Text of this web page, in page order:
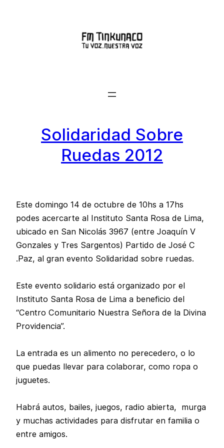
Solidaridad Sobre
Ruedas 2012
Este domingo 14 de octubre de 10hs a 17hs
podes acercarte al Instituto Santa Rosa de Lima,
ubicado en San Nicolás 3967 (entre Joaquín V
Gonzales y Tres Sargentos) Partido de José C
.Paz, al gran evento Solidaridad sobre ruedas.
Este evento solidario está organizado por el
Instituto Santa Rosa de Lima a beneficio del
“Centro Comunitario Nuestra Señora de la Divina
Providencia”.
La entrada es un alimento no perecedero, o lo
que puedas llevar para colaborar, como ropa o
juguetes.
Habrá autos, bailes, juegos, radio abierta, murga
y muchas actividades para disfrutar en familia o
entre amigos.